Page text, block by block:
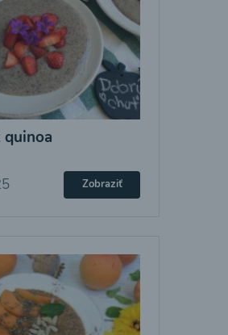
quinoa
Zobraziť